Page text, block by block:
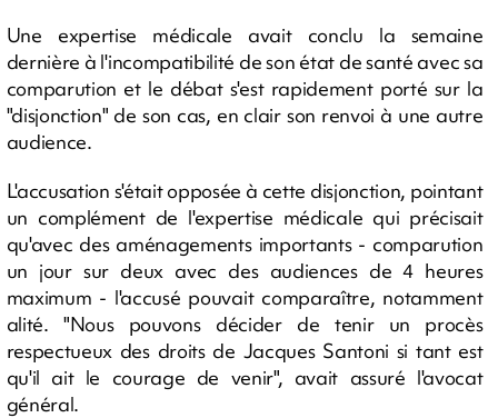
Une expertise médicale avait conclu la semaine
dernière à l'incompatibilité de son état de santé avec sa
comparution et le débat s'est rapidement porté sur la
"disjonction" de son cas, en clair son renvoi à une autre
audience.
L'accusation s'était opposée à cette disjonction, pointant
un complément de l'expertise médicale qui précisait
qu'avec des aménagements importants - comparution
un jour sur deux avec des audiences de 4 heures
maximum - l'accusé pouvait comparaître, notamment
alité. "Nous pouvons décider de tenir un procès
respectueux des droits de Jacques Santoni si tant est
qu'il ait le courage de venir", avait assuré l'avocat
général.